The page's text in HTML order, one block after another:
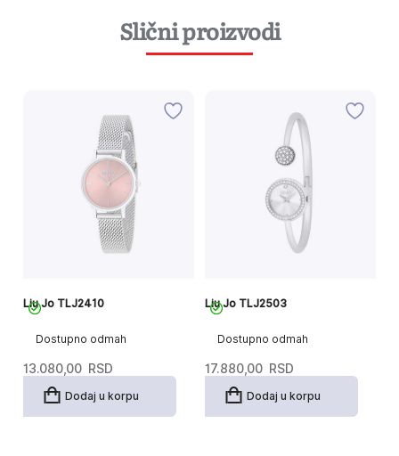
Slični proizvodi
Dostupno odmah
Liu Jo TLJ2410
13.080,00 RSD
Dodaj u korpu
Dostupno odmah
Liu Jo TLJ2503
17.880,00 RSD
Dodaj u korpu